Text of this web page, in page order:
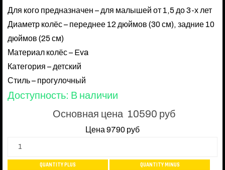
Для кого предназначен – для малышей от 1,5 до 3-х лет
Диаметр колёс – переднее 12 дюймов (30 см), задние 10
дюймов (25 см)
Материал колёс – Eva
Категория – детский
Стиль – прогулочный
Доступность: В наличии
Основная цена 10590 руб
Цена 9790 руб